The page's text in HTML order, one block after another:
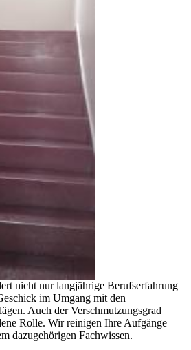
nicht nur langjährige Berufserfahrung
im Umgang mit den
Auch der Verschmutzungsgrad
Rolle. Wir reinigen Ihre Aufgänge
dazugehörigen Fachwissen.